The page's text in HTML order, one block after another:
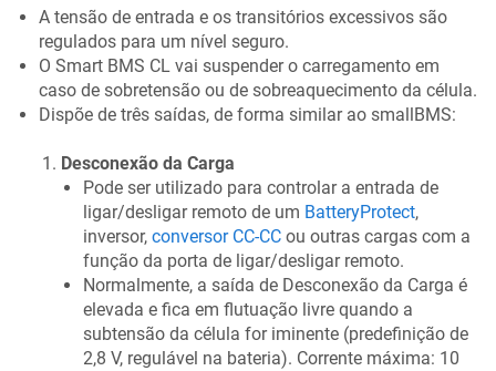
A tensão de entrada e os transitórios excessivos são
regulados para um nível seguro.
O Smart BMS CL vai suspender o carregamento em
caso de sobretensão ou de sobreaquecimento da célula.
Dispõe de três saídas, de forma similar ao smallBMS:
Desconexão da Carga
Pode ser utilizado para controlar a entrada de
ligar/desligar remoto de um BatteryProtect,
inversor, conversor CC-CC ou outras cargas com a
função da porta de ligar/desligar remoto.
Normalmente, a saída de Desconexão da Carga é
elevada e fica em flutuação livre quando a
subtensão da célula for iminente (predefinição de
2,8 V, regulável na bateria). Corrente máxima: 10